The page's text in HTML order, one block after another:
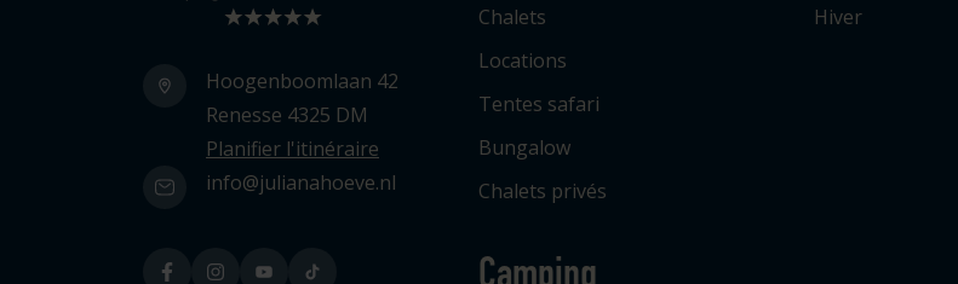
Hoogenboomlaan 42
Renesse 4325 DM
Planifier l'itinéraire
info@julianahoeve.nl
Chalets
Locations
Tentes safari
Bungalow
Chalets privés
Camping
Hiver